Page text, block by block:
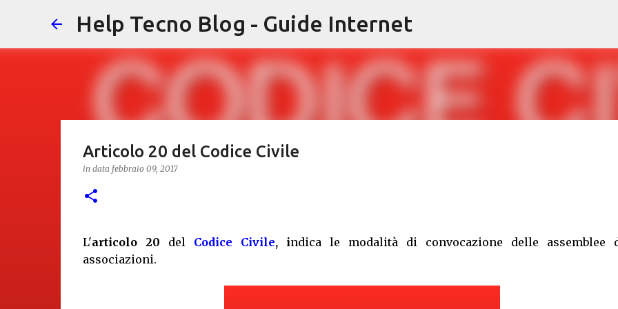
Passa ai contenuti principali
Help Tecno Blog - Guide Internet
Articolo 20 del Codice Civile
in data febbraio 09, 2017
L'articolo 20 del Codice Civile, indica le modalità di convocazione delle assemblee
associazioni.